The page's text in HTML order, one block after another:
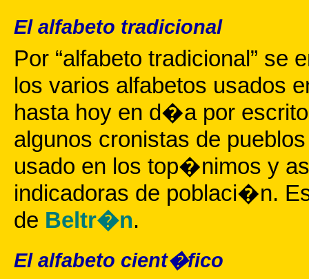
El alfabeto tradicional
Por “alfabeto tradicional”
los varios alfabetos usados
hasta hoy en d�a por
algunos cronistas de
usado en los top�nimos y
indicadoras de poblaci�n.
de Beltr�n.
El alfabeto cient�fico